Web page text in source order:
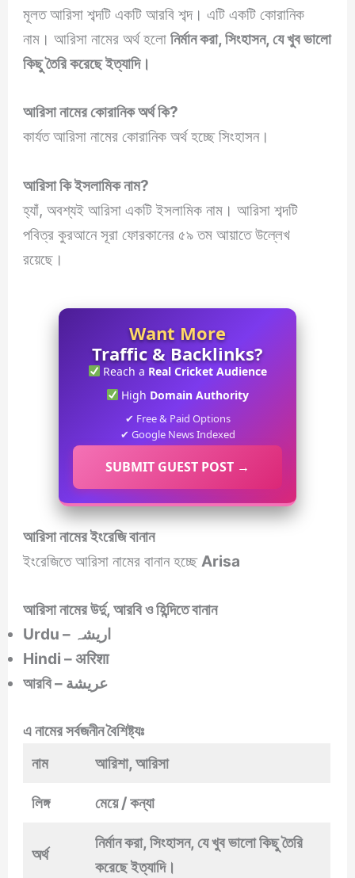
মূলত আরিসা শব্দটি একটি আরবি শব্দ। এটি একটি কোরানিক
নাম। আরিসা নামের অর্থ হলোনির্মান করা, সিংহাসন, যে খুব ভালো
কিছু তৈরি করেছে ইত্যাদি।
আরিসানামের কোরানিক অর্থ কি?
কার্যত আরিসা নামের কোরানিক অর্থ হচ্ছে সিংহাসন।
আরিসাকি ইসলামিক নাম?
হ্যাঁ, অবশ্যই আরিসা একটি ইসলামিক নাম। আরিসা শব্দটি
পবিত্র কুরআনে সূরা ফোরকানের ৫৯ তম আয়াতে উল্লেখ
রয়েছে।
Want More
Traffic & Backlinks?
Reach a Real Cricket Audience
High Domain Authority
✔ Free & Paid Options
✔ Google News Indexed
SUBMIT GUEST POST →
আরিসানামের ইংরেজি বানান
ইংরেজিতে আরিসা নামের বানান হচ্ছে Arisa
আরিসানামের উর্দু, আরবি ও হিন্দিতে বানান
Urdu – اریشہ
Hindi – अरिशा
আরবি – عريشة
এ নামেরসর্বজনীন বৈশিষ্ট্যঃ
নাম
আরিশা, আরিসা
লিঙ্গ মেয়ে / কন্যা
অর্থ
নির্মান করা, সিংহাসন, যে খুব ভালো কিছু তৈরি
করেছে ইত্যাদি।